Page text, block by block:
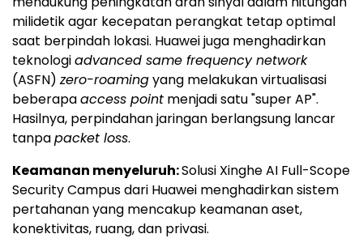
milidetik agar kecepatan perangkat tetap optimal
saat berpindah lokasi. Huawei juga menghadirkan
teknologiadvanced same frequency network
(ASFN) zero-roamingyang melakukan virtualisasi
beberapaaccess point menjadi satu "super AP".
Hasilnya, perpindahan jaringan berlangsung lancar
tanpapacket loss.
Keamanan menyeluruh:Solusi Xinghe AI Full-Scope
Security Campus dari Huawei menghadirkan sistem
pertahanan yang mencakup keamanan aset,
konektivitas, ruang, dan privasi.